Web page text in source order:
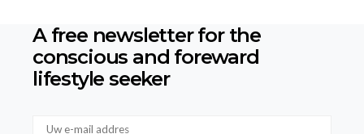
A free newsletter for the
conscious and foreward
lifestyle seeker